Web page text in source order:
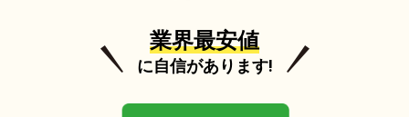
業界最安値
に自信があります!